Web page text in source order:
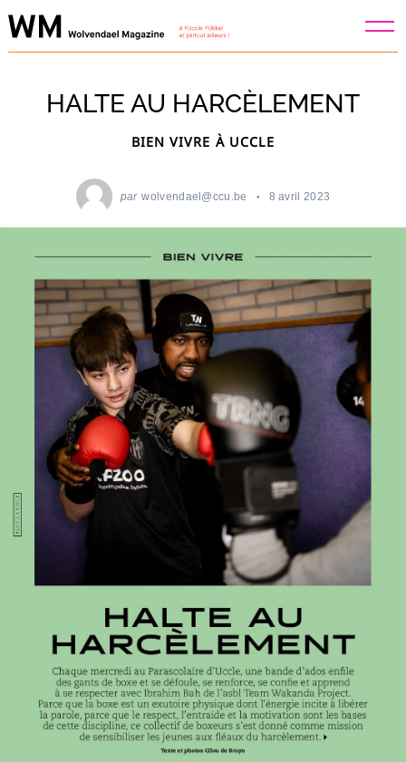
Skip
to
HALTE AU HARCÈLEMENT
BIEN VIVRE À UCCLE
par wolvendael@ccu.be 8 avril 2023